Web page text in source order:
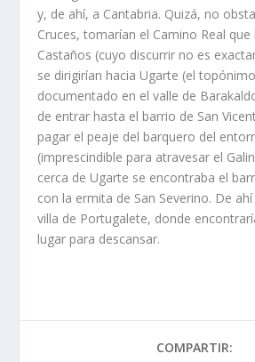
y, de ahí­, a Cantabria. Quizá, no
Cruces, tomarí­an el Camino Real
Castaños (cuyo discurrir no es
se dirigirí­an hacia Ugarte (el
documentado en el valle de
de entrar hasta el barrio de San
pagar el peaje del barquero del
(imprescindible para atravesar el
cerca de Ugarte se encontraba el
con la ermita de San Severino. De
villa de Portugalete, donde
lugar para descansar.
COMPARTIR: